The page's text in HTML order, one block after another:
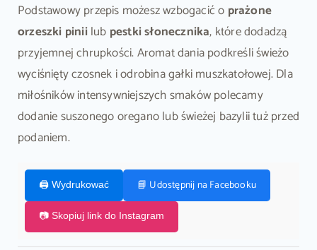
Podstawowy przepis możesz wzbogacić o prażone
orzeszki piniilub pestki słonecznika, które dodadzą
przyjemnej chrupkości. Aromat dania podkreśli świeżo
wyciśnięty czosnek i odrobina gałki muszkatołowej. Dla
miłośników intensywniejszych smaków polecamy
dodanie suszonego oregano lub świeżej bazylii tuż przed
podaniem.
🖨️ Wydrukować 📘 Udostępnij na Facebooku
📷 Skopiuj link do Instagram